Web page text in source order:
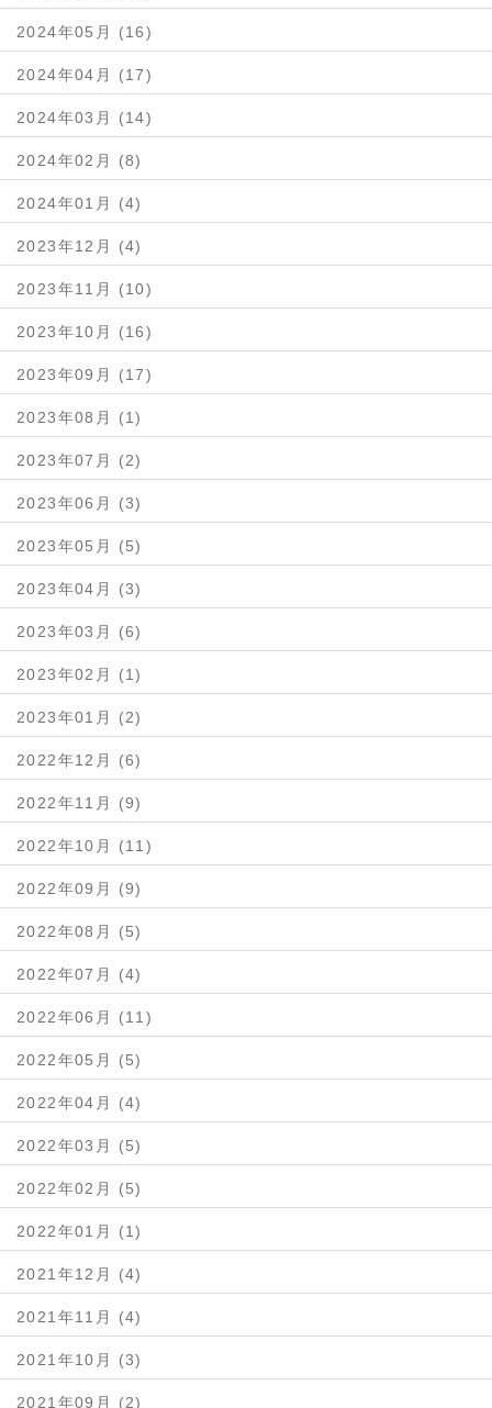
2024年05月 (16)
2024年04月 (17)
2024年03月 (14)
2024年02月 (8)
2024年01月 (4)
2023年12月 (4)
2023年11月 (10)
2023年10月 (16)
2023年09月 (17)
2023年08月 (1)
2023年07月 (2)
2023年06月 (3)
2023年05月 (5)
2023年04月 (3)
2023年03月 (6)
2023年02月 (1)
2023年01月 (2)
2022年12月 (6)
2022年11月 (9)
2022年10月 (11)
2022年09月 (9)
2022年08月 (5)
2022年07月 (4)
2022年06月 (11)
2022年05月 (5)
2022年04月 (4)
2022年03月 (5)
2022年02月 (5)
2022年01月 (1)
2021年12月 (4)
2021年11月 (4)
2021年10月 (3)
2021年09月 (2)